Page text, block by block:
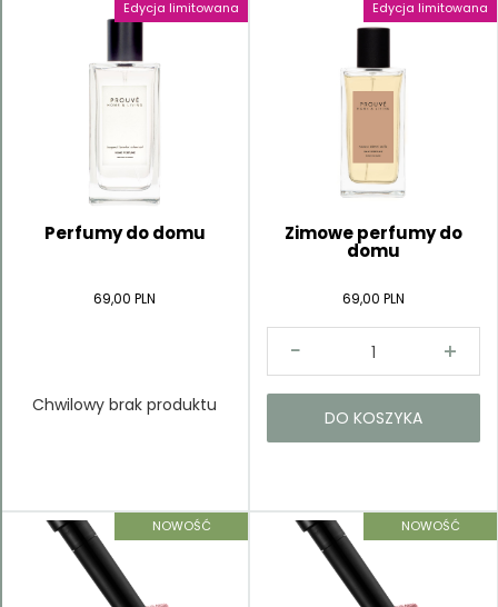
Edycja limitowana
Perfumy do domu
69,00 PLN
Chwilowy brak produktu
Edycja limitowana
Zimowe perfumy do
domu
69,00 PLN
DO KOSZYKA
NOWOŚĆ NOWOŚĆ
Kategorie